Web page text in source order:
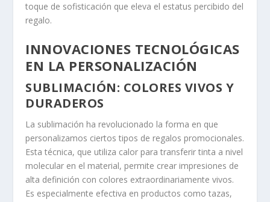
toque de sofisticación que eleva el estatus percibido del
regalo.
INNOVACIONES TECNOLÓGICAS
EN LA PERSONALIZACIÓN
SUBLIMACIÓN: COLORES VIVOS Y
DURADEROS
La sublimación ha revolucionado la forma en que
personalizamos ciertos tipos de regalos promocionales.
Esta técnica, que utiliza calor para transferir tinta a nivel
molecular en el material, permite crear impresiones de
alta definición con colores extraordinariamente vivos.
Es especialmente efectiva en productos como tazas,